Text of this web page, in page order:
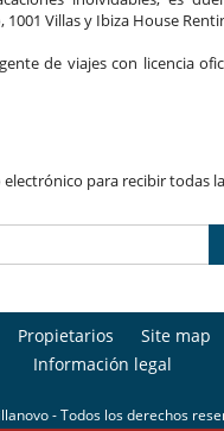
Villas y Ibiza House
de viajes con licencia
para recibir todas
Propietarios Site map
Información legal
- Todos los derechos